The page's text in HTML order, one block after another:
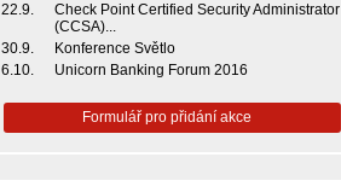
22.9.
Check Point Certified Security Administrator
(CCSA)...
30.9.
Konference Světlo
6.10.
Unicorn Banking Forum 2016
Formulář pro přidání akce